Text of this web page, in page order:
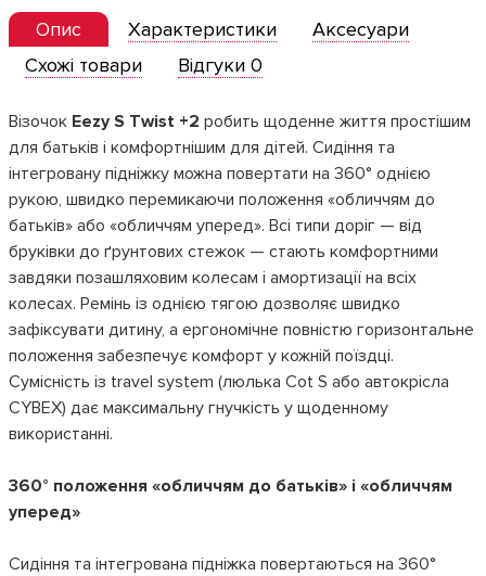
Опис Характеристики
Аксесуари
Схожі товари
Відгуки 0
Візочок Eezy S Twist +2 робить щоденне життя простішим
для батьків і комфортнішим для дітей. Сидіння та
інтегровану підніжку можна повертати на 360° однією
рукою, швидко перемикаючи положення «обличчям до
батьків» або «обличчям уперед». Всі типи доріг — від
бруківки до ґрунтових стежок — стають комфортними
завдяки позашляховим колесам і амортизації на всіх
колесах. Ремінь із однією тягою дозволяє швидко
зафіксувати дитину, а ергономічне повністю горизонтальне
положення забезпечує комфорт у кожній поїздці.
Сумісність із travel system (люлька Cot S або автокрісла
CYBEX) дає максимальну гнучкість у щоденному
використанні.
360° положення «обличчям до батьків» і «обличчям
уперед»
Сидіння та інтегрована підніжка повертаються на 360°